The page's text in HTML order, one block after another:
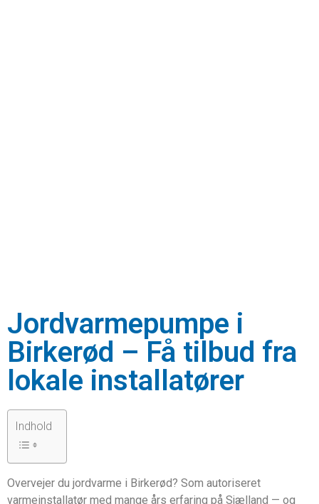
Jordvarmepumpe i
Birkerød – Få tilbud fra
lokale installatører
Indhold
Overvejer du jordvarme i Birkerød? Som autoriseret
varmeinstallatør med mange års erfaring på Sjælland — og